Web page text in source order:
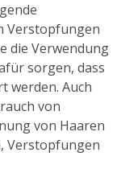
Verstopfungen
die Verwendung
sorgen, dass
werden. Auch
von
von Haaren
Verstopfungen